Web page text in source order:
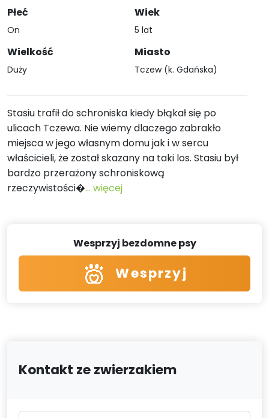
Płeć
On
Wielkość
Duży
Wiek
5 lat
Miasto
Tczew (k. Gdańska)
Stasiu trafił do schroniska kiedy błąkał się po
ulicach Tczewa. Nie wiemy dlaczego zabrakło
miejsca w jego własnym domu jak i w sercu
właścicieli, że został skazany na taki los. Stasiu był
bardzo przerażony schroniskową
rzeczywistości�... więcej
Wesprzyj bezdomne psy
Wesprzyj
Kontakt ze zwierzakiem